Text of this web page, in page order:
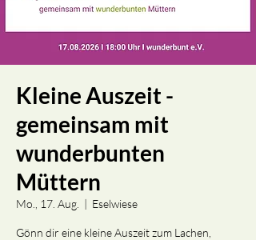
Kleine Auszeit -
gemeinsam mit
wunderbunten
Müttern
Mo., 17. Aug.
  |
Eselwiese
Gönn dir eine kleine Auszeit zum Lachen,